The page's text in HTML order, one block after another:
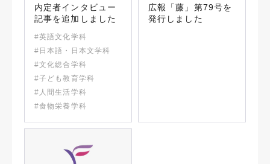
内定者インタビュー
記事を追加しました
#英語文化学科
#日本語・日本文学科
#文化総合学科
#子ども教育学科
#人間生活学科
#食物栄養学科
広報「藤」第79号を
発行しました